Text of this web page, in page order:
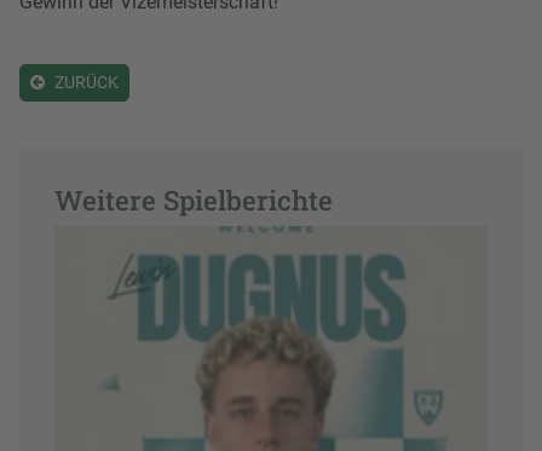
ZURÜCK
Weitere Spielberichte